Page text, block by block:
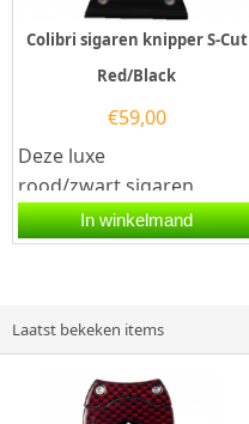
Colibri sigaren knipper S-Cut
Red/Black
€59,00
Deze luxe
rood/zwart sigaren
knipper Colibri S-Cut is
voorzien van twee
In winkelmand
Laatst bekeken items